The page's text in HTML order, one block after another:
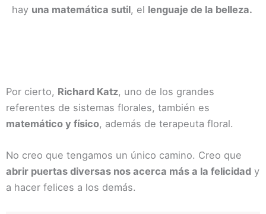
hay una matemática sutil, el lenguaje de la belleza.
Por cierto, Richard Katz, uno de los grandes
referentes de sistemas florales, también es
matemático y físico, además de terapeuta floral.
No creo que tengamos un único camino. Creo que
abrir puertas diversas nos acerca más a la felicidad y
a hacer felices a los demás.